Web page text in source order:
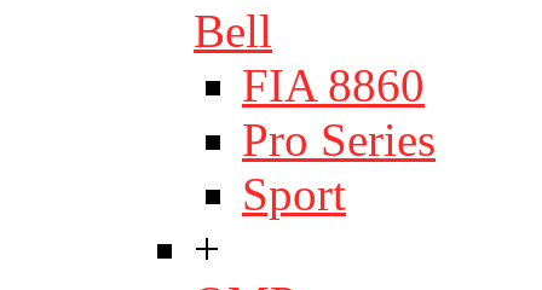
Bell
FIA 8860
Pro Series
Sport
+